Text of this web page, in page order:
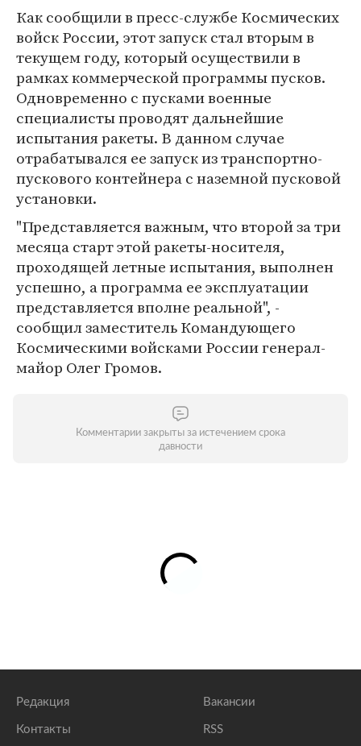
Как сообщили в пресс-службе Космических
войск России, этот запуск стал вторым в
текущем году, который осуществили в
рамках коммерческой программы пусков.
Одновременно с пусками военные
специалисты проводят дальнейшие
испытания ракеты. В данном случае
отрабатывался ее запуск из транспортно-
пускового контейнера с наземной пусковой
установки.
"Представляется важным, что второй за три
месяца старт этой ракеты-носителя,
проходящей летные испытания, выполнен
успешно, а программа ее эксплуатации
представляется вполне реальной", -
сообщил заместитель Командующего
Космическими войсками России генерал-
майор Олег Громов.
Комментарии закрыты за истечением срока
давности
Редакция
Контакты
Вакансии
RSS